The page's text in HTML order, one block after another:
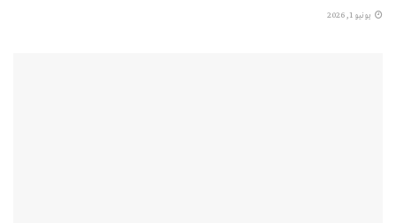
يونيو 1, 2026